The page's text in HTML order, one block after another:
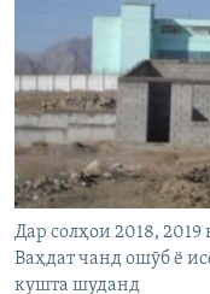
ГУЗОРИШҲОИ РАДИОӢ
Русский
ПАЙГИРӢ КУНЕД
Ҳамаи сомонаҳои
Дар солҳои 2018,
Ваҳдат чанд ошӯб ё
кушта шуданд